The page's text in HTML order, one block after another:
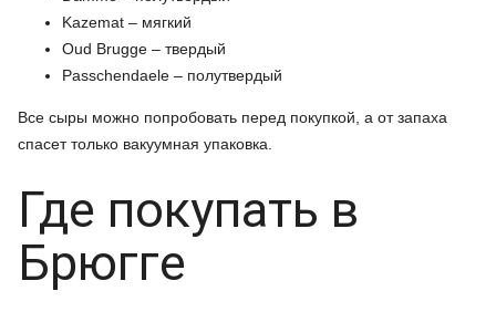
Kazemat – мягкий
Oud Brugge – твердый
Passchendaele – полутвердый
Все сыры можно попробовать перед покупкой, а от запаха
спасет только вакуумная упаковка.
Где покупать в
Брюгге